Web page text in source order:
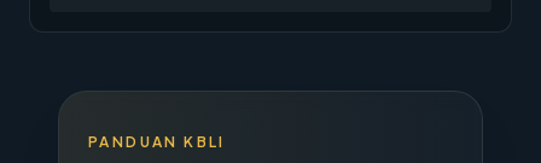
PANDUAN KBLI